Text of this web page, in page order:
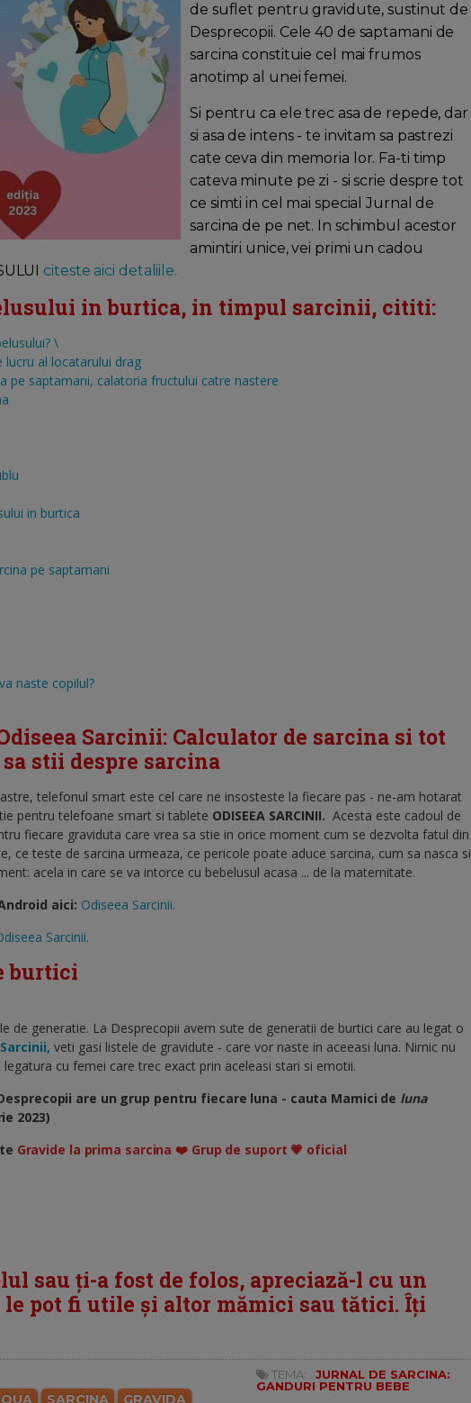
de suflet pentru gravidute, sustinut de
Desprecopii. Cele 40 de saptamani de
sarcina constituie cel mai frumos
anotimp al unei femei.
Si pentru ca ele trec asa de repede, dar
si asa de intens - te invitam sa pastrezi
cate ceva din memoria lor. Fa-ti timp
cateva minute pe zi - si scrie despre tot
ce simti in cel mai special Jurnal de
sarcina de pe net. In schimbul acestor
amintiri unice, vei primi un cadou
citeste aici detaliile.
in burtica, in timpul sarcinii, cititi:
\
lucru al locatarului drag
pe saptamani, calatoria fructului catre nastere
in burtica
pe saptamani
naste copilul?
Sarcinii: Calculator de sarcina si tot
stii despre sarcina
telefonul smart este cel care ne insosteste la fiecare pas - ne-am hotarat
pentru telefoane smart si tablete ODISEEA SARCINII. Acesta este cadoul de
fiecare graviduta care vrea sa stie in orice moment cum se dezvolta fatul din
ce teste de sarcina urmeaza, ce pericole poate aduce sarcina, cum sa nasca si
acela in care se va intorce cu bebelusul acasa ... de la maternitate.
aici: Odiseea Sarcinii.
Sarcinii.
burtici
de generatie. La Desprecopii avem sute de generatii de burtici care au legat o
veti gasi listele de gravidute - care vor naste in aceeasi luna. Nimic nu
cu femei care trec exact prin aceleasi stari si emotii.
are un grup pentru fiecare luna - cauta Mamici de luna
2023)
Gravide la prima sarcina ❤️ Grup de suport 💗 oficial
sau ți-a fost de folos, apreciază-l cu un
pot fi utile și altor mămici sau tătici. Îți
SARCINA GRAVIDA
TEMA:
JURNAL DE SARCINA:
GANDURI PENTRU BEBE